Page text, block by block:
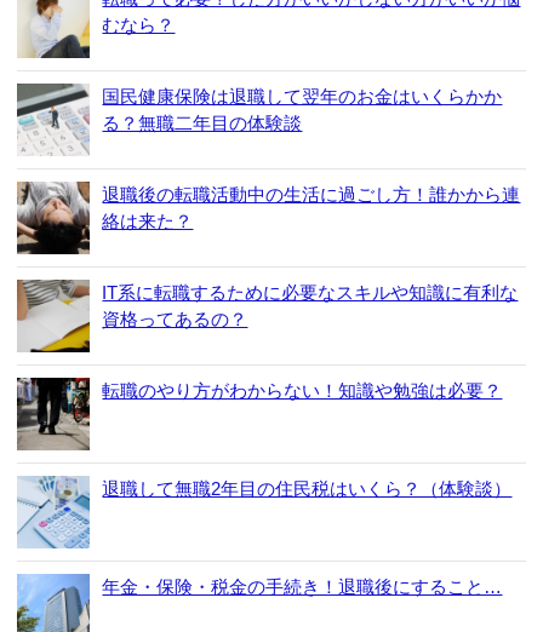
むなら？
国民健康保険は退職して翌年のお金はいくらかか
る？無職二年目の体験談
退職後の転職活動中の生活に過ごし方！誰かから連
絡は来た？
IT系に転職するために必要なスキルや知識に有利な
資格ってあるの？
転職のやり方がわからない！知識や勉強は必要？
退職して無職2年目の住民税はいくら？（体験談）
年金・保険・税金の手続き！退職後にすること…